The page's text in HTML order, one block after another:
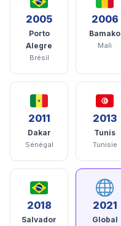
2005
Porto
Alegre
Brésil
2006
Bamako
Mali
2011
Dakar
Sénégal
2013
Tunis
Tunisie
2018
Salvador
2021
Global